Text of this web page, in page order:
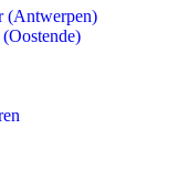
(Antwerpen)